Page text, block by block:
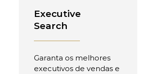
Executive
Search
Garanta os melhores
executivos de vendas e